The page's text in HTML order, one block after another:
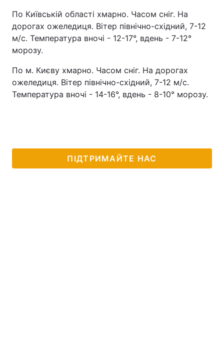
По Київській області хмарно. Часом сніг. На
дорогах ожеледиця. Вітер північно-східний, 7-12
м/с. Температура вночі - 12-17°, вдень - 7-12°
морозу.
По м. Києву хмарно. Часом сніг. На дорогах
ожеледиця. Вітер північно-східний, 7-12 м/с.
Температура вночі - 14-16°, вдень - 8-10° морозу.
ПІДТРИМАЙТЕ НАС